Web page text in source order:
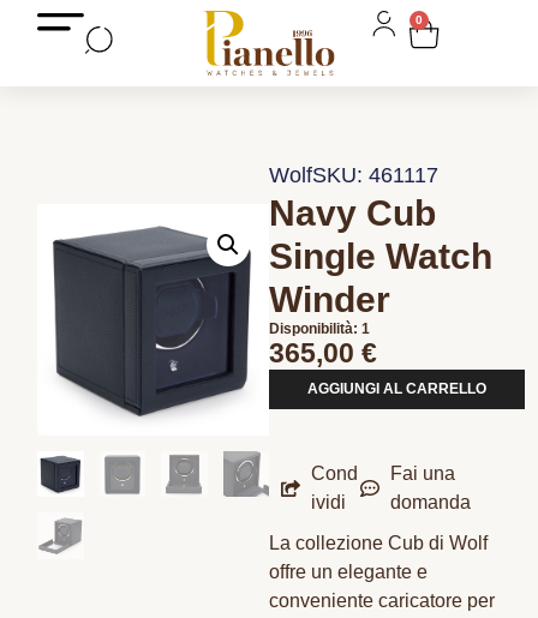
0
WolfSKU: 461117
Navy Cub
Single Watch
Winder
Disponibilità: 1
365,00 €
AGGIUNGI AL CARRELLO
Cond
ividi
Fai una
domanda
La collezione Cub di Wolf
offre un elegante e
conveniente caricatore per